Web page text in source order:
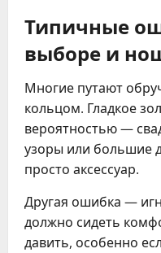
Типичные
выборе и
Многие путают
кольцом. Гладкое
вероятностью —
узоры или большие
просто аксессуар.
Другая ошибка —
должно сидеть
давить, особенно